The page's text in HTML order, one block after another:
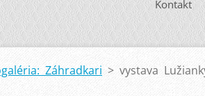
Kontakt
Záhradkari > vystava